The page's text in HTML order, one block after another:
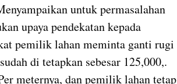
untuk permasalahan
upaya pendekatan kepada
pemilik lahan meminta ganti rugi
di tetapkan sebesar 125,000,.
meternya, dan pemilik lahan tetap